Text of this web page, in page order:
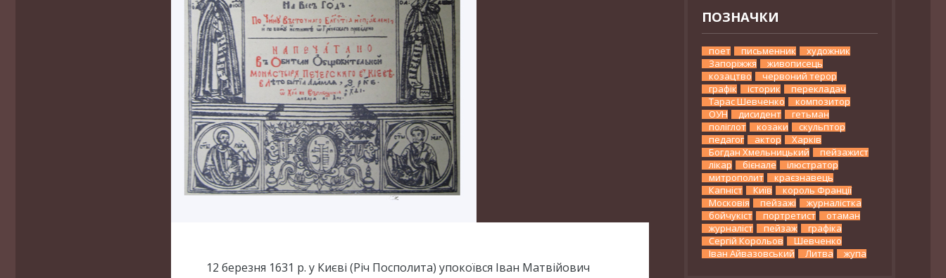
12 березня 1631 р. у Києві (Річ Посполита) упокоївся Іван Матвійович
ПОЗНАЧКИ
поет письменник
художник
Запоріжжя
живописець
козацтво
червоний терор
графік
історик
перекладач
Тарас Шевченко
композитор
ОУН
дисидент
гетьман
поліглот
козаки
скульптор
педагог
актор
Харків
Богдан Хмельницький
пейзажист
лікар
бієнале
ілюстратор
митрополит
краєзнавець
Капніст
Київ
король Франції
Московія
пейзажі
журналістка
бойчукіст
портретист
отаман
журналіст
пейзаж
графіка
Сергій Корольов
Шевченко
Іван Айвазовський
Литва жупа